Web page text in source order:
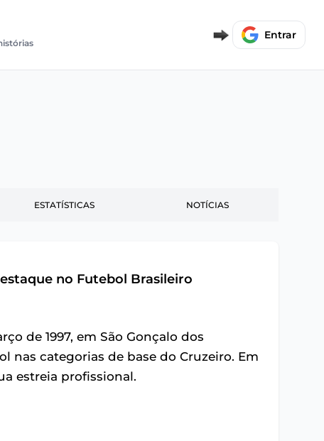
Entrar
ESTATÍSTICAS NOTÍCIAS
no Futebol Brasileiro
de 1997, em São Gonçalo dos
nas categorias de base do Cruzeiro. Em
estreia profissional.